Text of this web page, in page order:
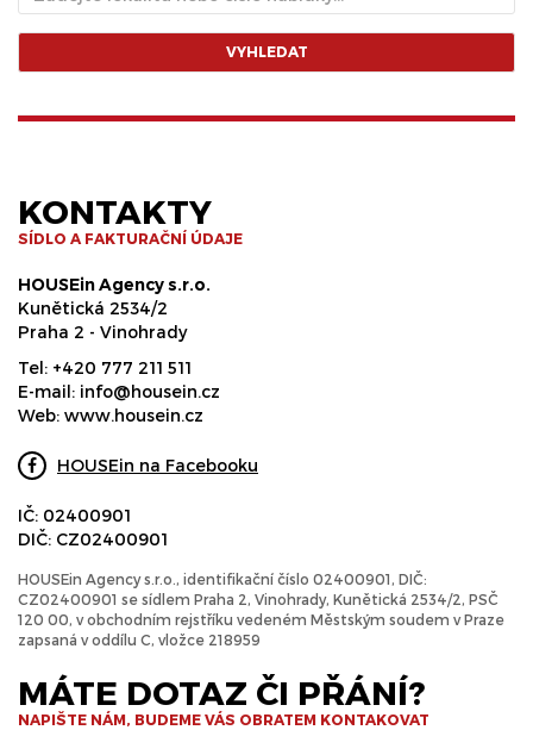
VYHLEDAT
KONTAKTY
SÍDLO A FAKTURAČNÍ ÚDAJE
HOUSEin Agency s.r.o.
Kunětická 2534/2
Praha 2 - Vinohrady
Tel: +420 777 211 511
E-mail: info@housein.cz
Web: www.housein.cz
HOUSEin na Facebooku
IČ: 02400901
DIČ: CZ02400901
HOUSEin Agency s.r.o., identifikační číslo 02400901, DIČ:
CZ02400901 se sídlem Praha 2, Vinohrady, Kunětická 2534/2, PSČ
120 00, v obchodním rejstříku vedeném Městským soudem v Praze
zapsaná v oddílu C, vložce 218959
MÁTE DOTAZ ČI PŘÁNÍ?
NAPIŠTE NÁM, BUDEME VÁS OBRATEM KONTAKOVAT